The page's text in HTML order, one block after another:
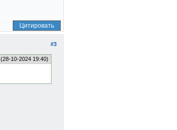
Цитировать
#3
(28-10-2024 19:40)